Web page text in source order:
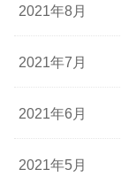
2021年8月
2021年7月
2021年6月
2021年5月